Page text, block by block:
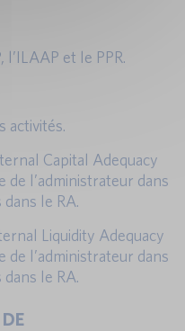
l’ILAAP et le PPR.
activités.
Capital Adequacy
l’administrateur dans
dans le RA.
Liquidity Adequacy
l’administrateur dans
dans le RA.